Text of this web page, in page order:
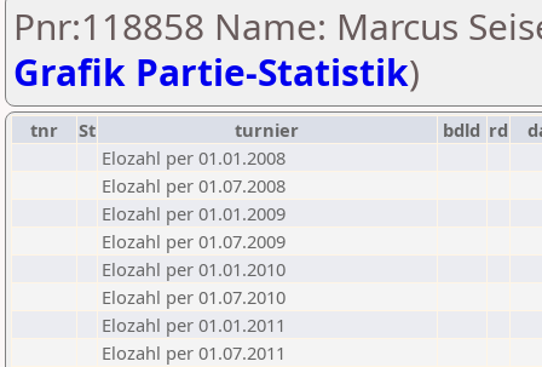
Pnr:118858 Name: Marcus
Grafik Partie-Statistik)
tnr St turnier bdld rd
Elozahl per 01.01.2008
Elozahl per 01.07.2008
Elozahl per 01.01.2009
Elozahl per 01.07.2009
Elozahl per 01.01.2010
Elozahl per 01.07.2010
Elozahl per 01.01.2011
Elozahl per 01.07.2011